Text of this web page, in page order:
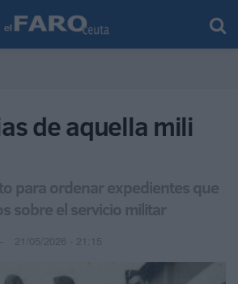
de aquella mili
para ordenar expedientes que
sobre el servicio militar
21/05/2026 - 21:15